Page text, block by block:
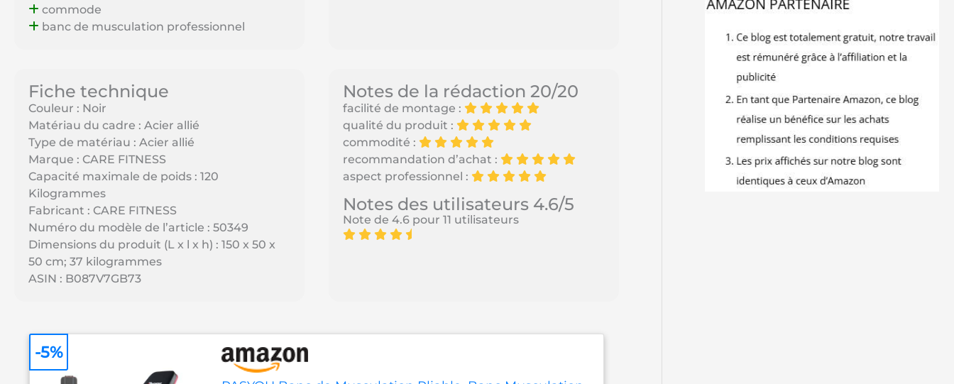
commode
banc de musculation professionnel
Fiche technique
Couleur : Noir
Matériau du cadre : Acier allié
Type de matériau : Acier allié
Marque : CARE FITNESS
Capacité maximale de poids : 120
Kilogrammes
Fabricant : CARE FITNESS
Numéro du modèle de l’article : 50349
Dimensions du produit (L x l x h) : 150 x 50 x
50 cm; 37 kilogrammes
ASIN : B087V7GB73
Notes de la rédaction 20/20
facilité de montage :
qualité du produit :
commodité :
recommandation d’achat :
aspect professionnel :
Notes des utilisateurs 4.6/5
Note de 4.6 pour 11 utilisateurs
-5%